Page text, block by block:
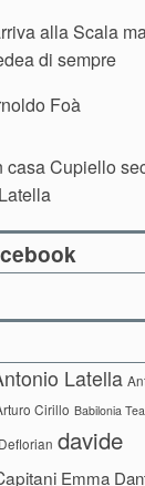
alla Scala
di sempre
Foà
casa Cupiello
Latella
Cirillo Babilonia
davide
Emma